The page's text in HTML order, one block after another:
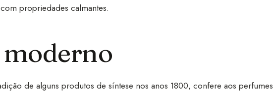
propriedades calmantes.
de alguns produtos de síntese nos anos 1800, confere aos perfumes